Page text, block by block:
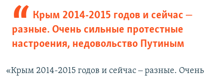
Крым 2014-2015 годов и сейчас ‒
разные. Очень сильные протестные
настроения, недовольство Путиным
«Крым 2014-2015 годов и сейчас ‒ разные. Очень